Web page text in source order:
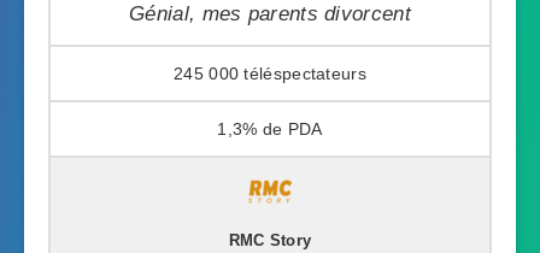
Génial, mes parents divorcent
245 000
1,3%
RMC Story